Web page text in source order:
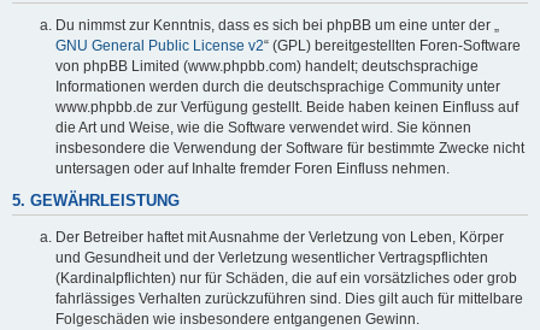
Du nimmst zur Kenntnis, dass es sich bei phpBB um eine unter der „
GNU General Public License v2“ (GPL) bereitgestellten Foren-Software
von phpBB Limited (www.phpbb.com) handelt; deutschsprachige
Informationen werden durch die deutschsprachige Community unter
www.phpbb.de zur Verfügung gestellt. Beide haben keinen Einfluss auf
die Art und Weise, wie die Software verwendet wird. Sie können
insbesondere die Verwendung der Software für bestimmte Zwecke nicht
untersagen oder auf Inhalte fremder Foren Einfluss nehmen.
5. GEWÄHRLEISTUNG
Der Betreiber haftet mit Ausnahme der Verletzung von Leben, Körper
und Gesundheit und der Verletzung wesentlicher Vertragspflichten
(Kardinalpflichten) nur für Schäden, die auf ein vorsätzliches oder grob
fahrlässiges Verhalten zurückzuführen sind. Dies gilt auch für mittelbare
Folgeschäden wie insbesondere entgangenen Gewinn.